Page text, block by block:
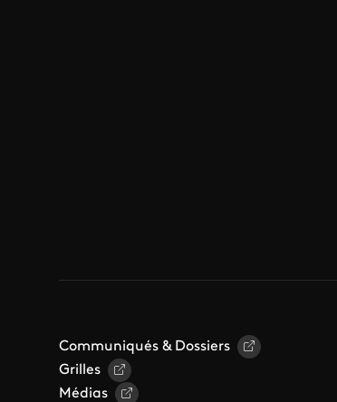
Communiqués & Dossiers
Grilles
Médias